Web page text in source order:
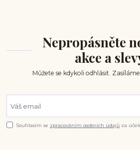
Nepropásněte
akce a
Můžete se kdykoli odhlásit.
Souhlasím se zpracováním osobních údajů za